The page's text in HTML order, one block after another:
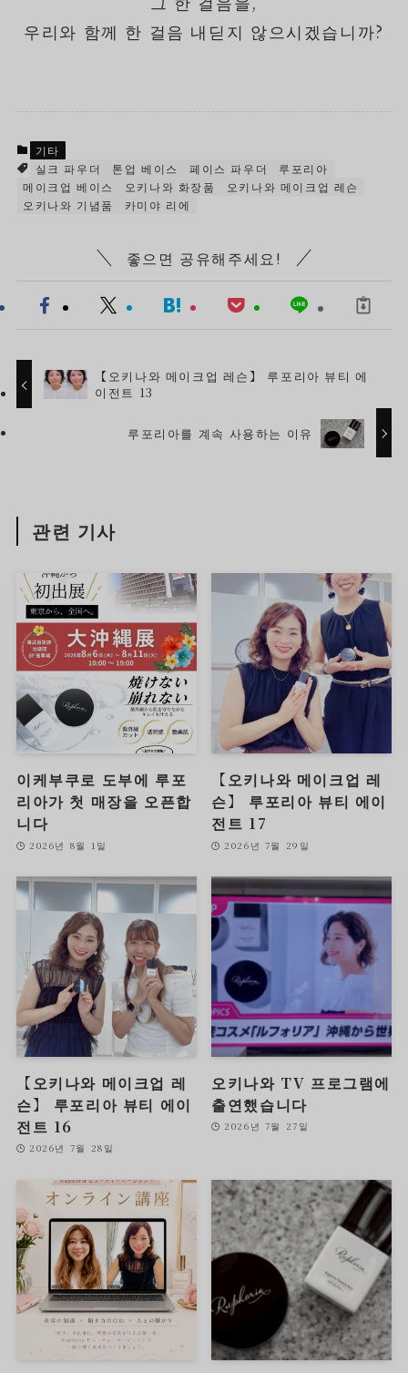
우리와 함께 한 걸음 내딛지 않으시겠습니까?
기타
실크 파우더
톤업 베이스 페이스 파우더
루포리아
메이크업 베이스
오키나와 화장품
오키나와 메이크업 레슨
오키나와 기념품
카미야 리에
좋으면 공유해주세요!
【오키나와 메이크업 레슨】 루포리아 뷰티 에
이전트 13
루포리아를 계속 사용하는 이유
관련 기사
이케부쿠로 도부에 루포
리아가 첫 매장을 오픈합
니다
2026년 8월 1일
【오키나와 메이크업 레
슨】 루포리아 뷰티 에이
전트 17
2026년 7월 29일
【오키나와 메이크업 레
슨】 루포리아 뷰티 에이
전트 16
2026년 7월 28일
오키나와 TV 프로그램에
출연했습니다
2026년 7월 27일